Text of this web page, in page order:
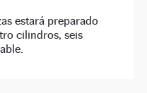
estará preparado
cilindros, seis